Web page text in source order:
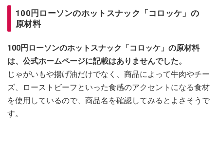
100円ローソンのホットスナック「コロッケ」の
原材料
100円ローソンのホットスナック「コロッケ」の原材料
は、公式ホームページに記載はありませんでした。
じゃがいもや揚げ油だけでなく、商品によって牛肉やチー
ズ、ローストビーフといった食感のアクセントになる食材
を使用しているので、商品名を確認してみるとよさそうで
す。